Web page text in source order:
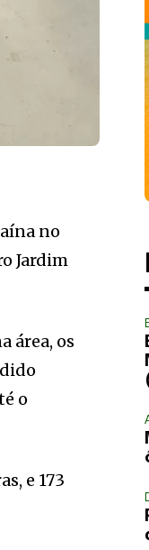
no
Jardim
área, os
o
e 173